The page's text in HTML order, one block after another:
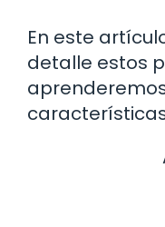
En este
detalle estos